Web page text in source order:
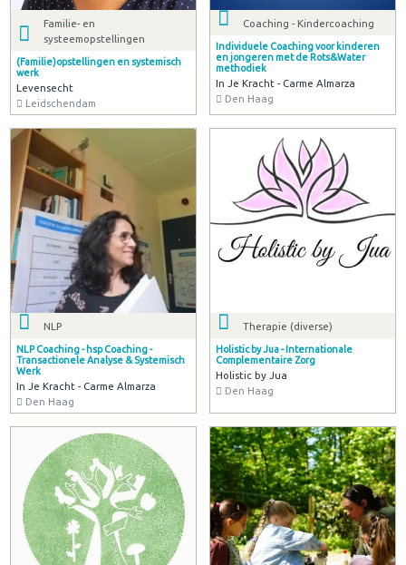
Familie- en
systeemopstellingen
(Familie)opstellingen en systemisch
werk
Levensecht
Leidschendam
Coaching - Kindercoaching
Individuele Coaching voor kinderen
en jongeren met de Rots&Water
methodiek
In Je Kracht - Carme Almarza
Den Haag
NLP
NLP Coaching - hsp Coaching -
Transactionele Analyse & Systemisch
Werk
In Je Kracht - Carme Almarza
Den Haag
Therapie (diverse)
Holistic by Jua - Internationale
Complementaire Zorg
Holistic by Jua
Den Haag